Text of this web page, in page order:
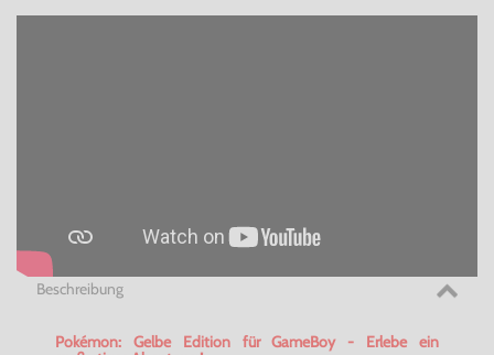
Beschreibung
Pokémon: Gelbe Edition für GameBoy - Erlebe ein